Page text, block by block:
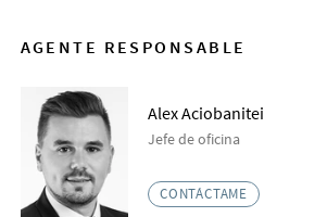
AGENTE RESPONSABLE
Alex Aciobanitei
Jefe de oficina
CONTÁCTAME